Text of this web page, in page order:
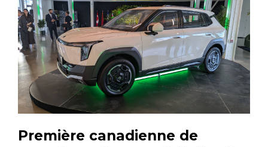
Première canadienne de